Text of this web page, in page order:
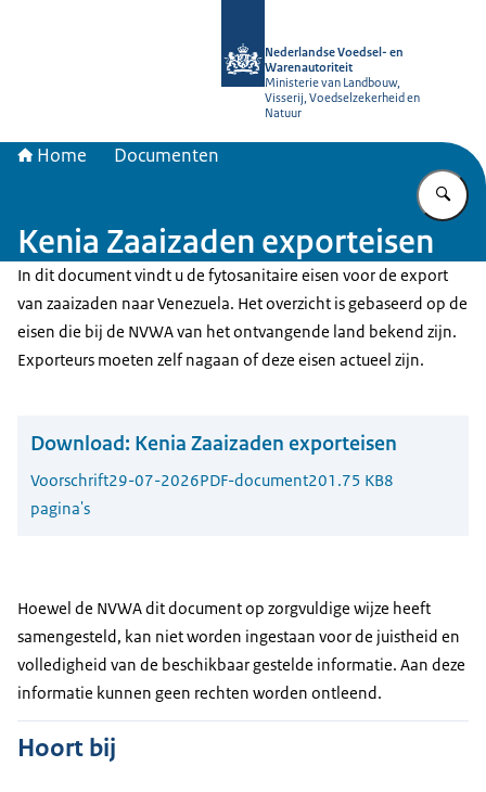
Nederlandse Voedsel- en
Warenautoriteit
Ministerie van Landbouw,
Visserij, Voedselzekerheid en
Natuur
Home Documenten
Kenia Zaaizaden exporteisen
In dit document vindt u de fytosanitaire eisen voor de export
van zaaizaden naar Venezuela. Het overzicht is gebaseerd op de
eisen die bij de NVWA van het ontvangende land bekend zijn.
Exporteurs moeten zelf nagaan of deze eisen actueel zijn.
Download: Kenia Zaaizaden exporteisen
Voorschrift29-07-2026PDF-document201.75 KB8
pagina's
Hoewel de NVWA dit document op zorgvuldige wijze heeft
samengesteld, kan niet worden ingestaan voor de juistheid en
volledigheid van de beschikbaar gestelde informatie. Aan deze
informatie kunnen geen rechten worden ontleend.
Hoort bij